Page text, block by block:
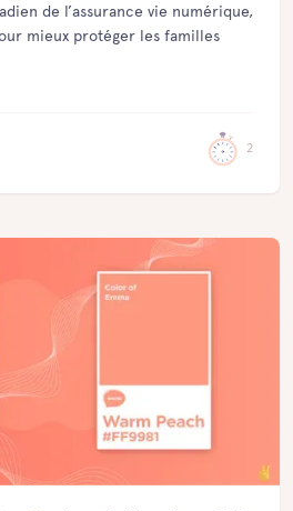
de l’assurance vie numérique,
mieux protéger les familles
2